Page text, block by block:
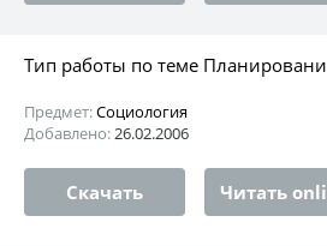
Тип работы по теме
Предмет:Социология
Добавлено:26.02.2006
Скачать Читать